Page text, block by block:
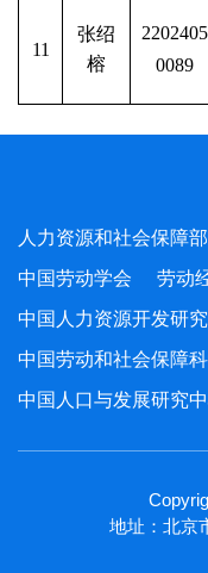
11
张绍
榕
2202405
0089
人力资源和社会保障部
中国劳动学会
劳动
中国人力资源开发研
中国劳动和社会保障
中国人口与发展研究
地址：北京